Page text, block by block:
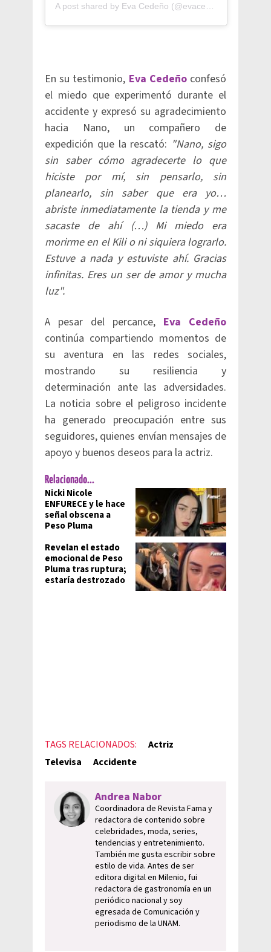
A post shared by Eva Cedeño (@evacedenor)
En su testimonio, Eva Cedeñoconfesó
el miedo que experimentó durante el
accidente y expresó su agradecimiento
hacia Nano, un compañero de
expedición que la rescató: "Nano, sigo
sin saber cómo agradecerte lo que
hiciste por mí, sin pensarlo, sin
planearlo, sin saber que era yo…
abriste inmediatamente la tienda y me
sacaste de ahí (…) Mi miedo era
morirme en el Kili o ni siquiera lograrlo.
Estuve a nada y estuviste ahí. Gracias
infinitas. Eres un ser de amor y mucha
luz".
A pesar del percance, Eva Cedeño
continúa compartiendo momentos de
su aventura en las redes sociales,
mostrando su resiliencia y
determinación ante las adversidades.
La noticia sobre el peligroso incidente
ha generado preocupación entre sus
seguidores, quienes envían mensajes de
apoyo y buenos deseos para la actriz.
Relacionado...
Nicki Nicole
ENFURECE y le hace
señal obscena a
Peso Pluma
Revelan el estado
emocional de Peso
Pluma tras ruptura;
estaría destrozado
TAGS RELACIONADOS:
Actriz
Televisa
Accidente
Andrea Nabor
Coordinadora de Revista Fama y
redactora de contenido sobre
celebridades, moda, series,
tendencias y entretenimiento.
También me gusta escribir sobre
estilo de vida. Antes de ser
editora digital en Milenio, fui
redactora de gastronomía en un
periódico nacional y soy
egresada de Comunicación y
periodismo de la UNAM.